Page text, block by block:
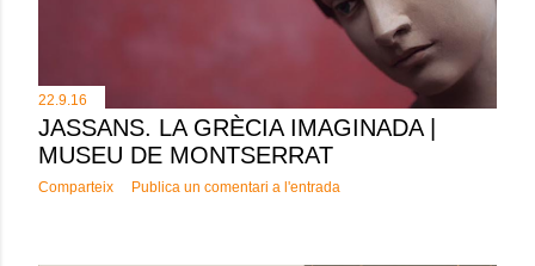
22.9.16
JASSANS. LA GRÈCIA IMAGINADA |
MUSEU DE MONTSERRAT
Comparteix Publica un comentari a l'entrada